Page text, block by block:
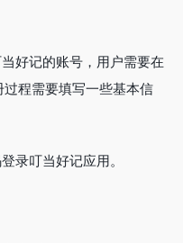
好记的账号，用户需要在
程需要填写一些基本信
录叮当好记应用。